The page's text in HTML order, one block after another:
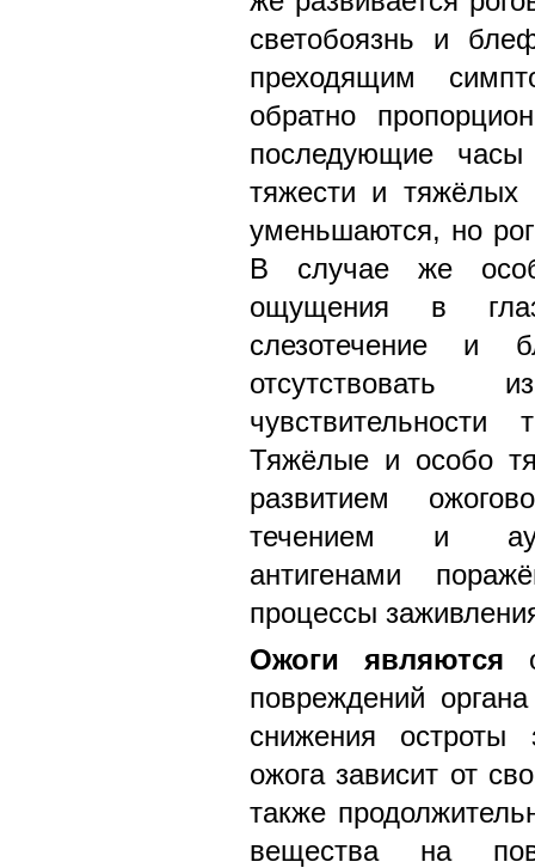
светобоязнь и
преходящим
обратно
последующие
тяжести и тяжёлых
уменьшаются, но
В случае же
ощущения в
слезотечение и
отсутствовать
чувствительности
Тяжёлые и особо
развитием
течением и
антигенами
процессы
Ожоги являются
повреждений
снижения остроты
ожога зависит от
также
вещества на